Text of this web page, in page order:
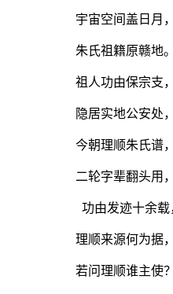
宇宙空间盖日月
朱氏祖籍原赣地
祖人功由保宗支
隐居实地公安处
今朝理顺朱氏谱
二轮字辈翻头用
功由发迹十余载
理顺来源何为据
若问理顺谁主使